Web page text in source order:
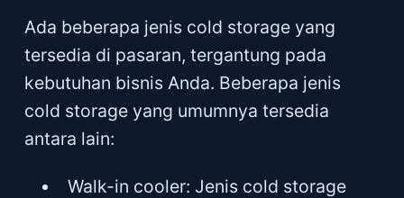
Ada beberapa jenis cold storage yang
tersedia di pasaran, tergantung pada
kebutuhan bisnis Anda. Beberapa jenis
cold storage yang umumnya tersedia
antara lain:
Walk-in cooler: Jenis cold storage